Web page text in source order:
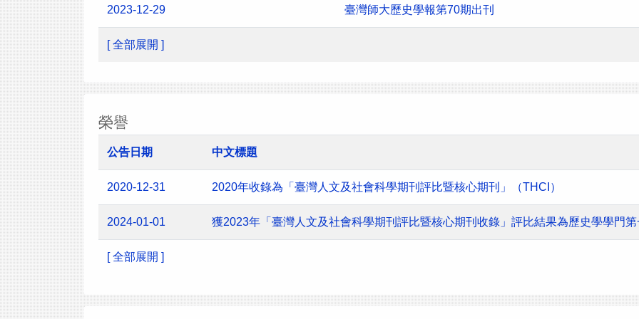
2023-12-29 臺灣師大歷史學報第70期出刊
[ 全部展開 ]
榮譽
公告日期 中文標題
2020-12-31 2020年收錄為「臺灣人文及社會科學期刊評比暨核心期刊」（THCI）
2024-01-01 獲2023年「臺灣人文及社會科學期刊評比暨核心期刊收錄」評比結果為歷史學學門
[ 全部展開 ]